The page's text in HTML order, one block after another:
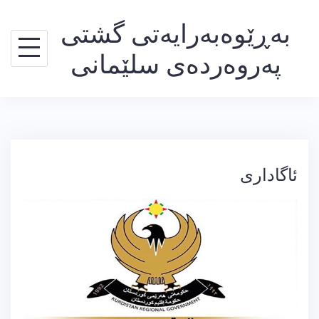
بەڕێوەبەرایەتی گشتی
پەروەردەی سلێمانی
ئاگاداری